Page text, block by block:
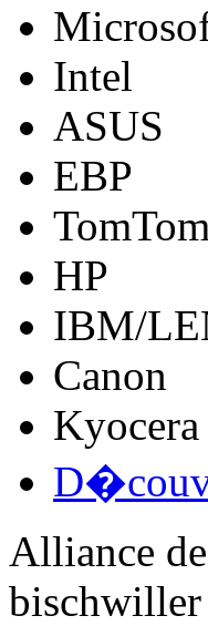
Intel
ASUS
EBP
TomTom
HP
IBM/
Canon
Kyocera
Alliance